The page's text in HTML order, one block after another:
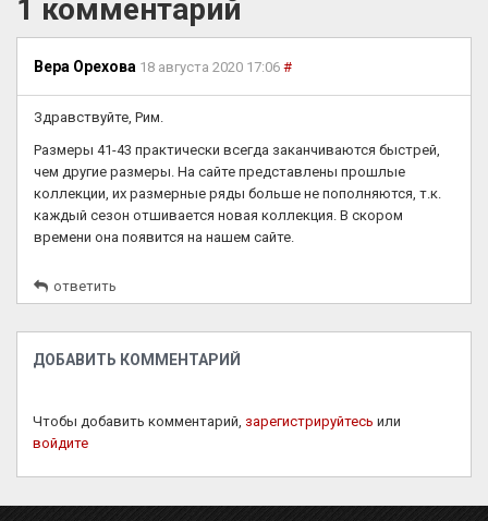
1 комментарий
Вера Орехова 18 августа 2020 17:06 #
Здравствуйте, Рим.
Размеры 41-43 практически всегда заканчиваются быстрей,
чем другие размеры. На сайте представлены прошлые
коллекции, их размерные ряды больше не пополняются, т.к.
каждый сезон отшивается новая коллекция. В скором
времени она появится на нашем сайте.
ответить
ДОБАВИТЬ КОММЕНТАРИЙ
Чтобы добавить комментарий, зарегистрируйтесь или
войдите